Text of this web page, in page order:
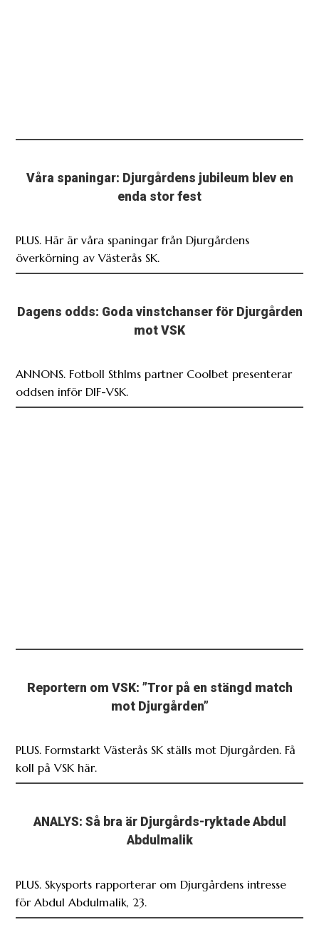
Våra spaningar: Djurgårdens jubileum blev en
enda stor fest
PLUS. Här är våra spaningar från Djurgårdens
överkörning av Västerås SK.
Dagens odds: Goda vinstchanser för Djurgården
mot VSK
ANNONS. Fotboll Sthlms partner Coolbet presenterar
oddsen inför DIF-VSK.
Reportern om VSK: ”Tror på en stängd match
mot Djurgården”
PLUS. Formstarkt Västerås SK ställs mot Djurgården. Få
koll på VSK här.
ANALYS: Så bra är Djurgårds-ryktade Abdul
Abdulmalik
PLUS. Skysports rapporterar om Djurgårdens intresse
för Abdul Abdulmalik, 23.